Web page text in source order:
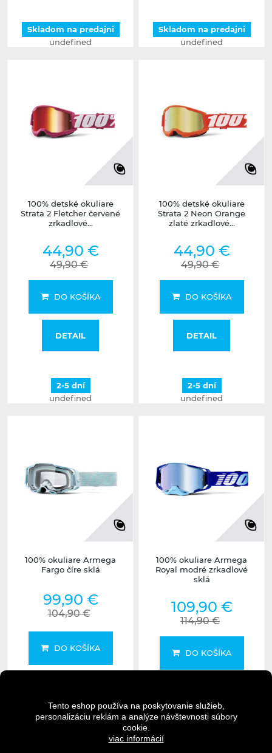
Tento eshop používa na poskytovanie služieb,
personalizáciu reklám a analýze návštevnosti súbory
cookie.
viac informácií
Skladom na predajni
undefined
Skladom na predajni
undefined
100% detské okuliare
Strata 2 Fletcher červené
zrkadlové...
44,90 €
49,90 €
DO KOŠÍKA
DETAIL
2-5 dní
undefined
100% detské okuliare
Strata 2 Neon Orange
zlaté zrkadlové...
44,90 €
49,90 €
DO KOŠÍKA
DETAIL
2-5 dní
undefined
100% okuliare Armega
Fargo číre sklá
99,90 €
104,90 €
DO KOŠÍKA
100% okuliare Armega
Royal modré zrkadlové
sklá
109,90 €
114,90 €
DO KOŠÍKA